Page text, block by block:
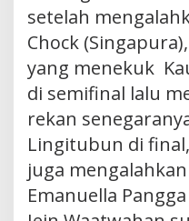
setelah
Chock
yang menekuk
di semifinal lalu
rekan
Lingitubun di
juga
Emanuella